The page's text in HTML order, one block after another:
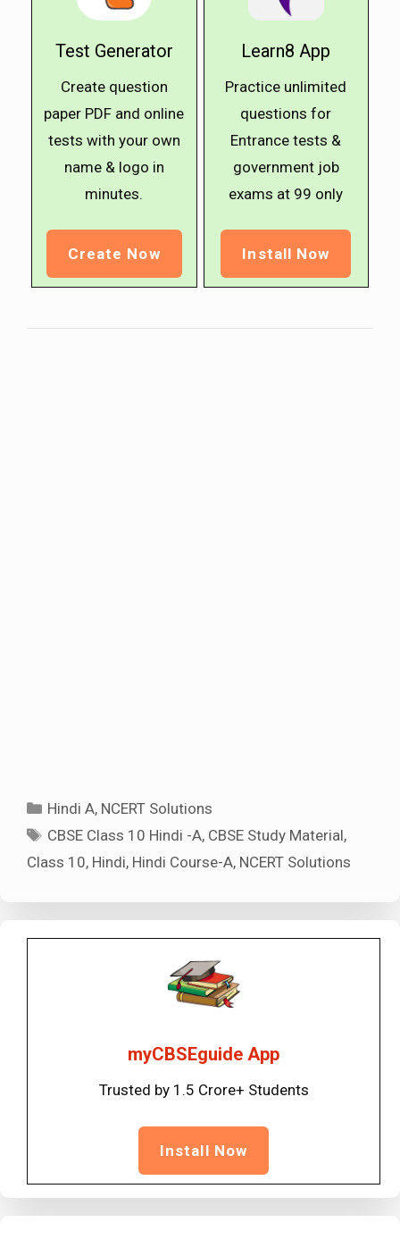
Test Generator
Create question
paper PDF and online
tests with your own
name & logo in
minutes.
Create Now
Learn8 App
Practice unlimited
questions for
Entrance tests &
government job
exams at ₹99 only
Install Now
Categories
Hindi A, NCERT Solutions
Tags
CBSE Class 10 Hindi -A, CBSE Study Material,
Class 10, Hindi, Hindi Course-A, NCERT Solutions
myCBSEguide App
Trusted by 1.5 Crore+ Students
Install Now